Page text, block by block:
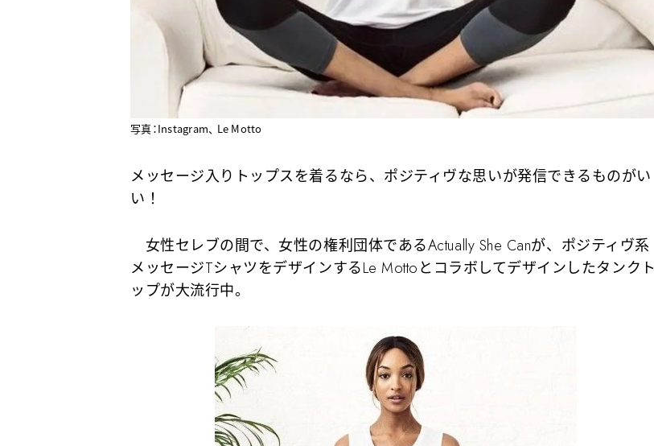
写真：Instagram、 Le Motto
メッセージ入りトップスを着るなら、ポジティヴな思いが発信できるものがい
い！
女性セレブの間で、女性の権利団体であるActually She Canが、ポジティヴ系
メッセージTシャツをデザインするLe Mottoとコラボしてデザインしたタンクト
ップが大流行中。